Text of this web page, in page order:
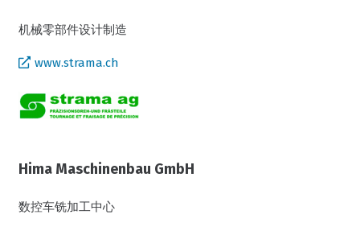
机械零部件设计制造
www.strama.ch
Hima Maschinenbau GmbH
数控车铣加工中心